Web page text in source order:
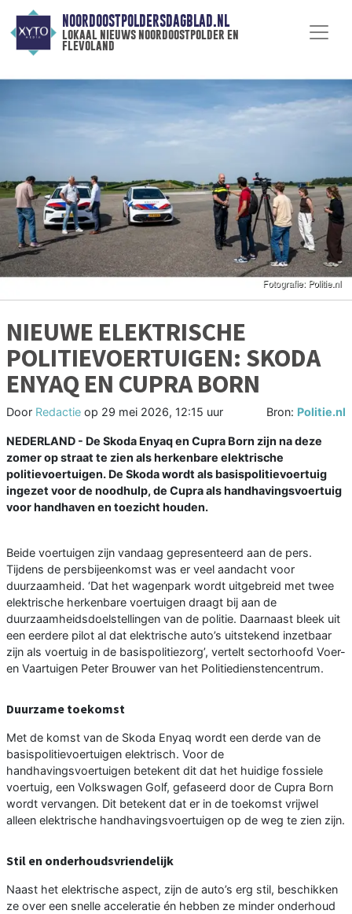
NOORDOOSTPOLDERSDAGBLAD.NL
lokaal nieuws noordoostpolder en
flevoland
NIEUWE ELEKTRISCHE
POLITIEVOERTUIGEN: SKODA
ENYAQ EN CUPRA BORN
Door Redactie op 29 mei 2026, 12:15 uur Bron: Politie.nl
NEDERLAND - De Skoda Enyaq en Cupra Born zijn na deze
zomer op straat te zien als herkenbare elektrische
politievoertuigen. De Skoda wordt als basispolitievoertuig
ingezet voor de noodhulp, de Cupra als handhavingsvoertuig
voor handhaven en toezicht houden.
Beide voertuigen zijn vandaag gepresenteerd aan de pers.
Tijdens de persbijeenkomst was er veel aandacht voor
duurzaamheid. ‘Dat het wagenpark wordt uitgebreid met twee
elektrische herkenbare voertuigen draagt bij aan de
duurzaamheidsdoelstellingen van de politie. Daarnaast bleek uit
een eerdere pilot al dat elektrische auto’s uitstekend inzetbaar
zijn als voertuig in de basispolitiezorg’, vertelt sectorhoofd Voer-
en Vaartuigen Peter Brouwer van het Politiedienstencentrum.
Duurzame toekomst
Met de komst van de Skoda Enyaq wordt een derde van de
basispolitievoertuigen elektrisch. Voor de
handhavingsvoertuigen betekent dit dat het huidige fossiele
voertuig, een Volkswagen Golf, gefaseerd door de Cupra Born
wordt vervangen. Dit betekent dat er in de toekomst vrijwel
alleen elektrische handhavingsvoertuigen op de weg te zien zijn.
Stil en onderhoudsvriendelijk
Naast het elektrische aspect, zijn de auto’s erg stil, beschikken
ze over een snelle acceleratie én hebben ze minder onderhoud